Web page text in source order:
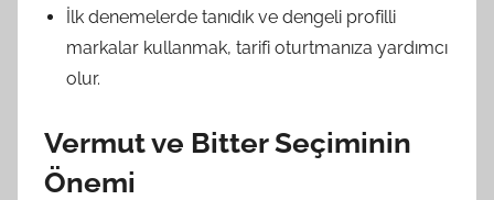
İlk denemelerde tanıdık ve dengeli profilli
markalar kullanmak, tarifi oturtmanıza yardımcı
olur.
Vermut ve Bitter Seçiminin
Önemi